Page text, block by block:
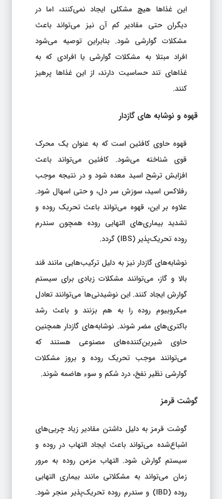
این غذاها هیچ مشکلی ایجاد نمی‌کنند، اما در
دیگران حتی مقادیر کم آن نیز می‌تواند باعث
مشکلات گوارشی شود. بنابراین توصیه می‌شود
افراد مبتلا به مشکلات گوارشی یا افرادی که به
غذاهای تند حساسیت دارند، از این غذاها پرهیز
کنند.
قهوه و نوشابه‌ های گازدار
قهوه حاوی کافئین است که به عنوان یک محرک
قوی شناخته می‌شود. کافئین می‌تواند باعث
افزایش ترشح اسید معده شود و در نتیجه موجب
رفلاکس اسید، سوزش سر دل، و حتی اسهال شود.
علاوه بر این، قهوه می‌تواند باعث تحریک روده و
تشدید بیماری‌های التهابی روده همچون سندرم
روده تحریک‌پذیر (IBS) گردد.
نوشابه‌های گازدار نیز به دلیل ترکیب‌هایی مانند قند
بالا و گاز، می‌توانند مشکلات زیادی برای سیستم
گوارش ایجاد کنند. این نوشیدنی‌ها می‌توانند تعادل
میکروبیوم روده را به هم بزنند و باعث رشد
باکتری‌های مضر شوند. نوشابه‌های گازدار همچنین
حاوی شیرین‌کننده‌های مصنوعی هستند که
می‌توانند موجب تحریک روده و بروز مشکلات
گوارشی نظیر نفخ، درد شکم و سوء هاضمه شوند.
گوشت قرمز
گوشت قرمز به دلیل داشتن مقادیر زیاد چربی‌های
اشباع‌شده می‌تواند باعث ایجاد التهاب در روده و
سیستم گوارش شود. التهاب مزمن روده به مرور
زمان می‌تواند به مشکلاتی مانند بیماری التهابی
روده (IBD) و سندرم روده تحریک‌پذیر منجر شود.